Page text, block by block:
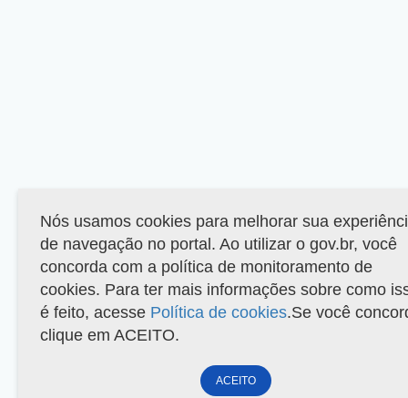
Nós usamos cookies para melhorar sua
de navegação no portal. Ao utilizar o gov.br, você
concorda com a política de monitoramento de
cookies. Para ter mais informações sobre como
é feito, acesse Política de cookies.Se você
clique em ACEITO.
ACEITO